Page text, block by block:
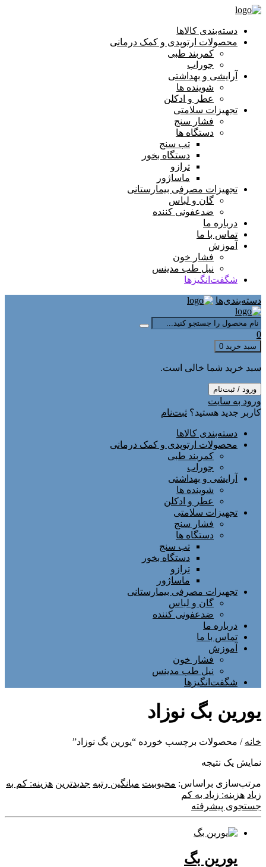
دسته‌بندی کالاها
محصولات ارتوپدی و کمک درمانی
کمربند طبی
جوراب
آرایشی و بهداشتی
شوینده ها
عطر و ادکلن
تجهیزات سلامتی
فشار سنج
دستگاه ها
تب سنج
دستگاه بخور
ترازو
ماساژور
تجهیزات مصرفی بیمارستانی
گان و لباس
ضدعفونی کننده
درباره ما
تماس با ما
آموزش
فشار خون
نیل طب مدینس
شگفت‌انگیزها
دسته‌بندی‌ها
0
سبد خرید 0
سبد خرید شما خالی است.
ورود / ثبت‌نام
ورود به سایت
کاربر جدید هستید؟ ثبت‌نام
دسته‌بندی کالاها
محصولات ارتوپدی و کمک درمانی
کمربند طبی
جوراب
آرایشی و بهداشتی
شوینده ها
عطر و ادکلن
تجهیزات سلامتی
فشار سنج
دستگاه ها
تب سنج
دستگاه بخور
ترازو
ماساژور
تجهیزات مصرفی بیمارستانی
گان و لباس
ضدعفونی کننده
درباره ما
تماس با ما
آموزش
فشار خون
نیل طب مدینس
شگفت‌انگیزها
یورین بگ نوزاد
خانه / محصولات برچسب خورده “یورین بگ نوزاد”
نمایش یک نتیجه
مرتب‌سازی براساس: محبوبیت میانگین رتبه جدیدترین هزینه: کم به
زیاد هزینه: زیاد به کم
جستجوی پیشرفته
یورین بگ